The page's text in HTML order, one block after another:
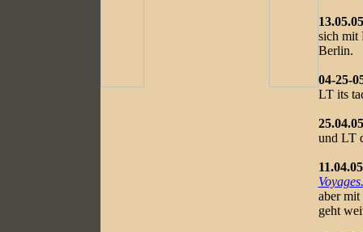
sich mit
Berlin.
04-25-
LT its
und LT
aber
geht